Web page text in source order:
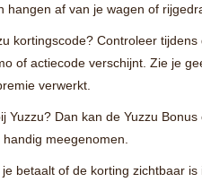
hangen af van je wagen of
kortingscode? Controleer
of actiecode verschijnt. Zie je
verwerkt.
Yuzzu? Dan kan de Yuzzu
meegenomen.
betaalt of de korting zichtbaar